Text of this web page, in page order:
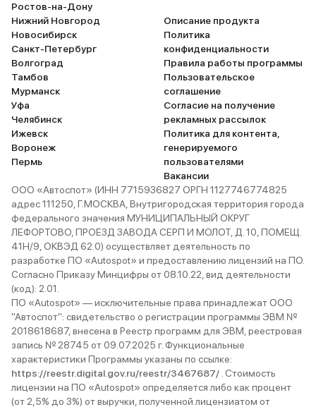
Ростов-на-Дону
Нижний Новгород
Новосибирск
Санкт-Петербург
Волгоград
Тамбов
Мурманск
Уфа
Челябинск
Ижевск
Воронеж
Пермь
Описание продукта
Политика
конфиденциальности
Правила работы программы
Пользовательское
соглашение
Согласие на получение
рекламных рассылок
Политика для контента,
генерируемого
пользователями
Вакансии
ООО «Автоспот» (ИНН 7715936827 ОРГН 1127746774825
адрес 111250, Г.МОСКВА, Внутригородская территория города
федерального значения МУНИЦИПАЛЬНЫЙ ОКРУГ
ЛЕФОРТОВО, ПРОЕЗД ЗАВОДА СЕРП И МОЛОТ, Д. 10, ПОМЕЩ.
41Н/9, ОКВЭД 62.0) осуществляет деятельность по
разработке ПО «Autospot» и предоставлению лицензий на ПО.
Согласно Приказу Минцифры от 08.10.22, вид деятельности
(код): 2.01.
ПО «Autospot» — исключительные права принадлежат ООО
"Автоспот": свидетельство о регистрации программы ЭВМ №
2018618687, внесена в Реестр программ для ЭВМ, реестровая
запись № 28745 от 09.07.2025 г. Функциональные
характеристики Программы указаны по ссылке:
https://reestr.digital.gov.ru/reestr/3467687/ . Стоимость
лицензии на ПО «Autospot» определяется либо как процент
(от 2,5% до 3%) от выручки, полученной лицензиатом от